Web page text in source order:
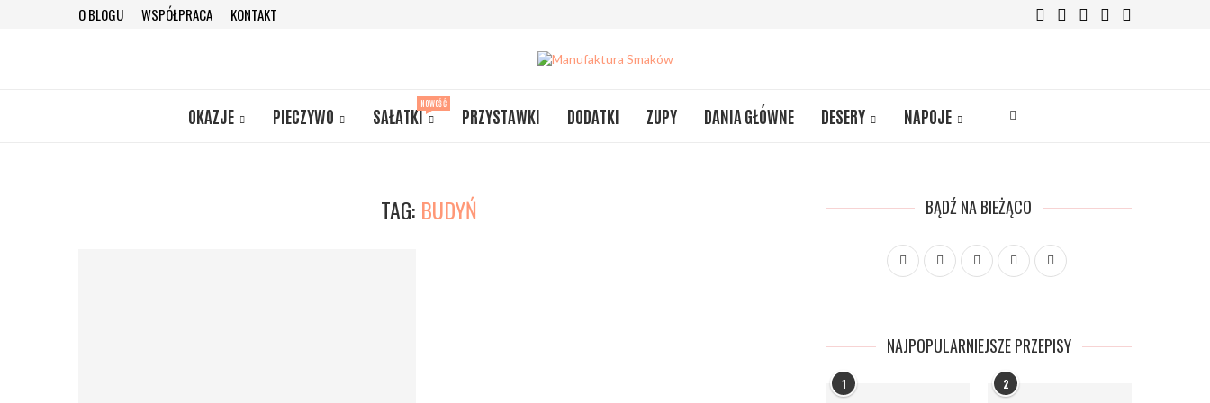
O BLOGU WSPÓŁPRACA KONTAKT
OKAZJE PIECZYWO SAŁATKI
NOWOŚĆ
PRZYSTAWKI DODATKI ZUPY DANIA GŁÓWNE DESERY NAPOJE
TAG: BUDYŃ BĄDŹ NA BIEŻĄCO
NAJPOPULARNIEJSZE PRZEPISY
1 2